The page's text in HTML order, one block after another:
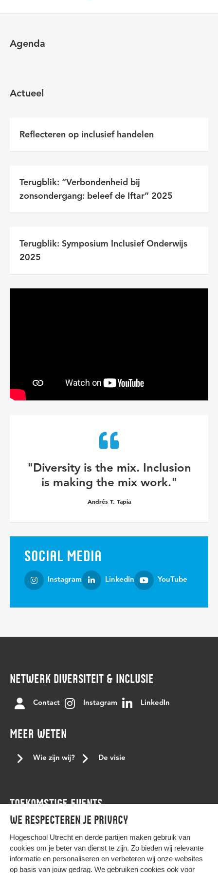
We respecteren je privacy
Hogeschool Utrecht en derde partijen maken gebruik van
cookies om je beter van dienst te zijn. Zo bieden wij relevante
informatie en personaliseren en verbeteren wij onze websites
op basis van jouw gedrag. We gebruiken cookies ook voor
Agenda
Actueel
Reflecteren op inclusief handelen
Terugblik: “Verbondenheid bij
zonsondergang: beleef de Iftar” 2025
Terugblik: Symposium Inclusief Onderwijs
2025
"Diversity is the mix. Inclusion
is making the mix work."
Andrés T. Tapia
SOCIAL MEDIA
Instagram LinkedIn YouTube
NETWERK DIVERSITEIT & INCLUSIE
Contact Instagram LinkedIn
MEER WETEN
Wie zijn wij? De visie
TOEKOMSTIGE EVENTS